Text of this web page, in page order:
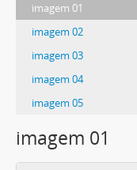
imagem 01
imagem 02
imagem 03
imagem 04
imagem 05
imagem 01